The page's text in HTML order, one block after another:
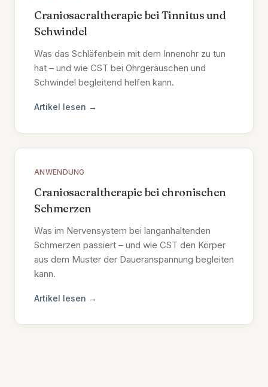
Craniosacraltherapie bei Tinnitus und
Schwindel
Was das Schläfenbein mit dem Innenohr zu tun
hat – und wie CST bei Ohrgeräuschen und
Schwindel begleitend helfen kann.
Artikel lesen →
ANWENDUNG
Craniosacraltherapie bei chronischen
Schmerzen
Was im Nervensystem bei langanhaltenden
Schmerzen passiert – und wie CST den Körper
aus dem Muster der Daueranspannung begleiten
kann.
Artikel lesen →